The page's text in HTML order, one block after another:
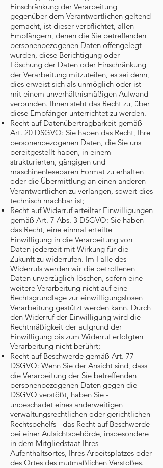
Einschränkung der Verarbeitung
gegenüber dem Verantwortlichen geltend
gemacht, ist dieser verpflichtet, allen
Empfängern, denen die Sie betreffenden
personenbezogenen Daten offengelegt
wurden, diese Berichtigung oder
Löschung der Daten oder Einschränkung
der Verarbeitung mitzuteilen, es sei denn,
dies erweist sich als unmöglich oder ist
mit einem unverhältnismäßigen Aufwand
verbunden. Ihnen steht das Recht zu, über
diese Empfänger unterrichtet zu werden.
Recht auf Datenübertragbarkeit gemäß
Art. 20 DSGVO: Sie haben das Recht, Ihre
personenbezogenen Daten, die Sie uns
bereitgestellt haben, in einem
strukturierten, gängigen und
maschinenlesebaren Format zu erhalten
oder die Übermittlung an einen anderen
Verantwortlichen zu verlangen, soweit dies
technisch machbar ist;
Recht auf Widerruf erteilter Einwilligungen
gemäß Art. 7 Abs. 3 DSGVO: Sie haben
das Recht, eine einmal erteilte
Einwilligung in die Verarbeitung von
Daten jederzeit mit Wirkung für die
Zukunft zu widerrufen. Im Falle des
Widerrufs werden wir die betroffenen
Daten unverzüglich löschen, sofern eine
weitere Verarbeitung nicht auf eine
Rechtsgrundlage zur einwilligungslosen
Verarbeitung gestützt werden kann. Durch
den Widerruf der Einwilligung wird die
Rechtmäßigkeit der aufgrund der
Einwilligung bis zum Widerruf erfolgten
Verarbeitung nicht berührt;
Recht auf Beschwerde gemäß Art. 77
DSGVO: Wenn Sie der Ansicht sind, dass
die Verarbeitung der Sie betreffenden
personenbezogenen Daten gegen die
DSGVO verstößt, haben Sie -
unbeschadet eines anderweitigen
verwaltungsrechtlichen oder gerichtlichen
Rechtsbehelfs - das Recht auf Beschwerde
bei einer Aufsichtsbehörde, insbesondere
in dem Mitgliedstaat Ihres
Aufenthaltsortes, Ihres Arbeitsplatzes oder
des Ortes des mutmaßlichen Verstoßes.